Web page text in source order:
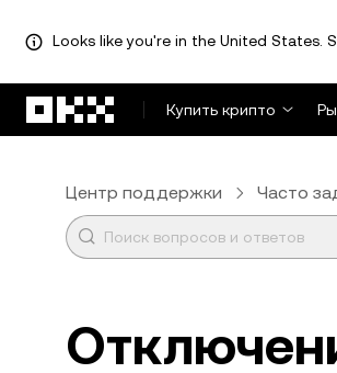
Looks like you're in the United States.
Купить крипто
Центр поддержки Часто